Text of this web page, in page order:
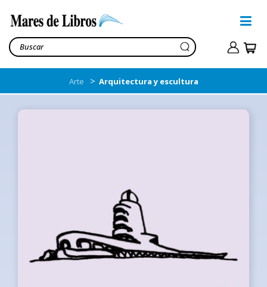
Arte > Arquitectura y escultura